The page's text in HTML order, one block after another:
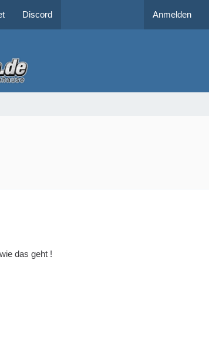
Discord Anmelden
das geht !